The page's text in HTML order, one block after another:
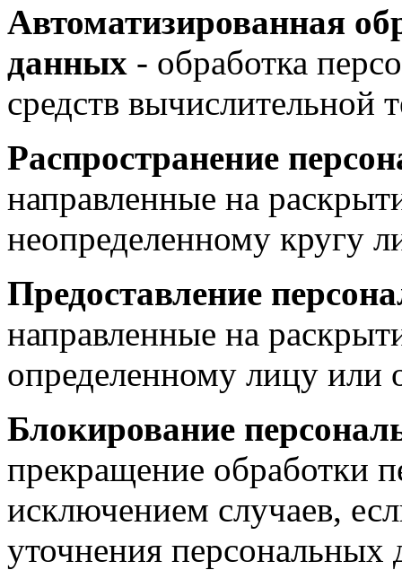
Автоматизированная
данных - обработка
средств вычислительной
Распространение
направленные на
неопределенному кругу
Предоставление
направленные на
определенному лицу или
Блокирование
прекращение обработки
исключением случаев,
уточнения персональных